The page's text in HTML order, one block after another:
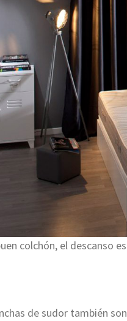
colchón, el descanso
de sudor también